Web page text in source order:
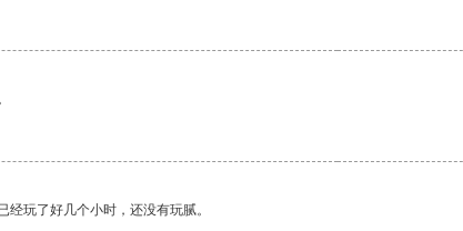
玩了好几个小时，还没有玩腻。